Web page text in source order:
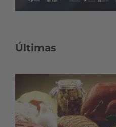
Últimas